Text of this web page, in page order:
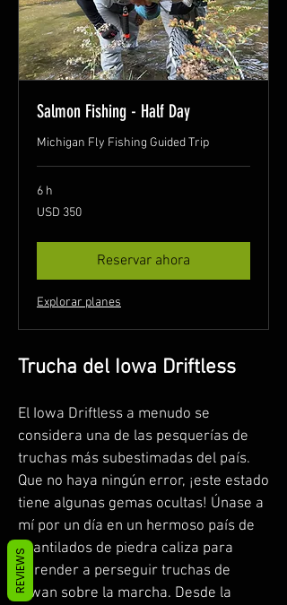
Salmon Fishing - Half Day
Michigan Fly Fishing Guided Trip
6 h
350
dólares
USD 350
Reservar ahora
Explorar planes
Trucha del Iowa Driftless
El Iowa Driftless a menudo se
considera una de las pesquerías de
truchas más subestimadas del país.
Que no haya ningún error, ¡este estado
tiene algunas gemas ocultas! Únase a
mí por un día en un hermoso país de
acantilados de piedra caliza para
aprender a perseguir truchas de
Iowan sobre la marcha. Desde la
REVIEWS